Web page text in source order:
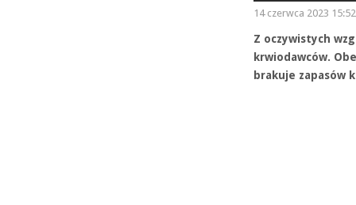
14 czerwca 2023 15:52
Z oczywistych
krwiodawców.
brakuje zapasów